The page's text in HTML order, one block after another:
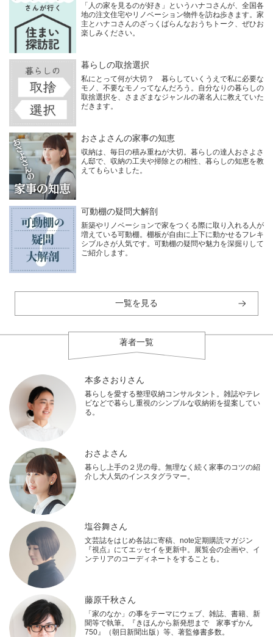
「人の家を見るのが好き」というハナコさんが、全国各
地の注文住宅やリノベーション物件を訪ね歩きます。家
主とハナコさんのざっくばらんなおうちトーク、ぜひお
楽しみください。
暮らしの取捨選択
私にとって何が大切？ 暮らしていくうえで私に必要な
モノ、不要なモノってなんだろう。自分なりの暮らしの
取捨選択を、さまざまなジャンルの著名人に教えていた
だきます。
おさよさんの家事の知恵
収納は、毎日の積み重ねが大切。暮らしの達人おさよさ
ん邸で、収納の工夫や掃除との相性、暮らしの知恵を教
えてもらいました。
可動棚の疑問大解剖
新築やリノベーションで家をつくる際に取り入れる人が
増えている可動棚。棚板が自由に上下に動かせるフレキ
シブルさが人気です。可動棚の疑問や魅力を深掘りして
ご紹介します。
一覧を見る
著者一覧
本多さおりさん
暮らしを愛する整理収納コンサルタント。雑誌やテレ
ビなどで暮らし重視のシンプルな収納術を提案してい
る。
おさよさん
暮らし上手の２児の母。無理なく続く家事のコツの紹
介し大人気のインスタグラマー。
塩谷舞さん
文芸誌をはじめ各誌に寄稿、note定期購読マガジン
『視点』にてエッセイを更新中。展覧会の企画や、イ
ンテリアのコーディネートをすることも。
藤原千秋さん
「家のなか」の事をテーマにウェブ、雑誌、書籍、新
聞等で執筆。『きほんから新発想まで 家事ずかん
750』（朝日新聞出版）等、著監修書多数。